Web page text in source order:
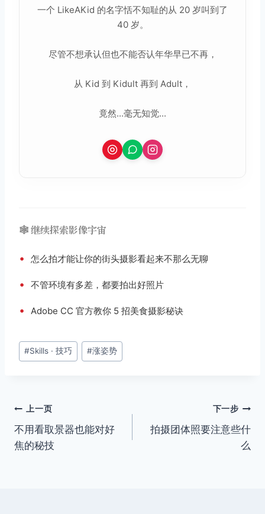
一个 LikeAKid 的名字恬不知耻的从 20 岁叫到了
40 岁。
尽管不想承认但也不能否认年华早已不再，
从 Kid 到 Kidult 再到 Adult，
竟然...毫无知觉...
🕸️ 继续探索影像宇宙
• 怎么拍才能让你的街头摄影看起来不那么无聊
• 不管环境有多差，都要拍出好照片
• Adobe CC 官方教你 5 招美食摄影秘诀
文
章
#Skills · 技巧 #涨姿势
文
章
上一页
不用看取景器也能对好
焦的秘技
下一步
拍摄团体照要注意些什
么